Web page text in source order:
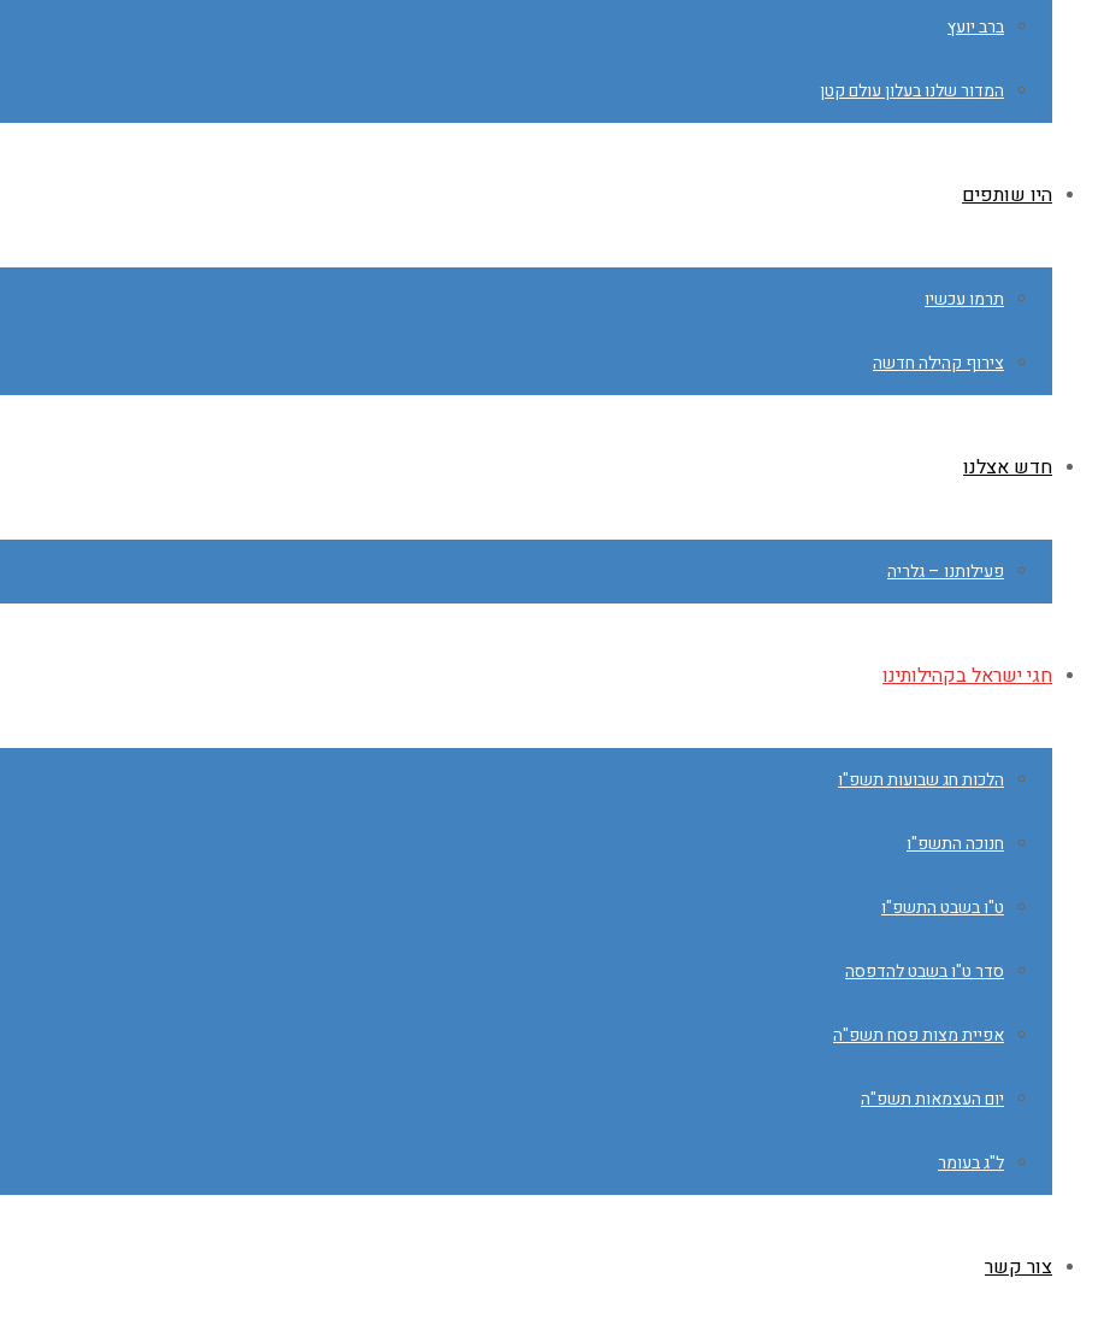
ברב יועץ
המדור שלנו בעלון עולם קטן
היו שותפים
תרמו עכשיו
צירוף קהילה חדשה
חדש אצלנו
פעילותנו – גלריה
חגי ישראל בקהילותינו
הלכות חג שבועות תשפ"ו
חנוכה התשפ"ו
ט"ו בשבט התשפ"ו
סדר ט"ו בשבט להדפסה
אפיית מצות פסח תשפ"ה
יום העצמאות תשפ"ה
ל"ג בעומר
צור קשר